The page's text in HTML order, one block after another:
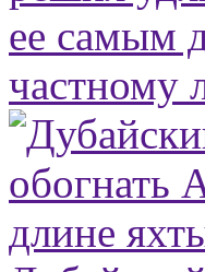
ее самым
частному